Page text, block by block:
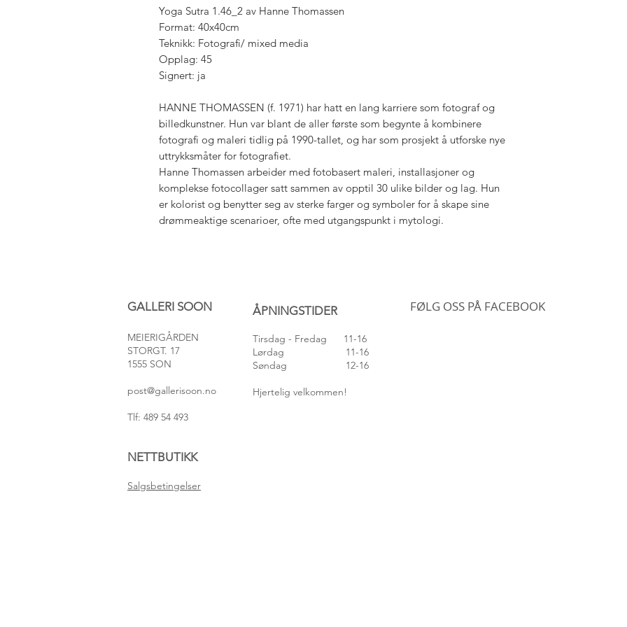
Yoga Sutra 1.46_2 av Hanne Thomassen
Format: 40x40cm
Teknikk: Fotografi/ mixed media
Opplag: 45
Signert: ja
HANNE THOMASSEN (f. 1971) har hatt en lang karriere som fotograf og
billedkunstner. Hun var blant de aller første som begynte å kombinere
fotografi og maleri tidlig på 1990-tallet, og har som prosjekt å utforske nye
uttrykksmåter for fotografiet.
Hanne Thomassen arbeider med fotobasert maleri, installasjoner og
komplekse fotocollager satt sammen av opptil 30 ulike bilder og lag. Hun
er kolorist og benytter seg av sterke farger og symboler for å skape sine
drømmeaktige scenarioer, ofte med utgangspunkt i mytologi.
GALLERI SOON
MEIERIGÅRDEN
STORGT. 17
1555 SON
post@gallerisoon.no
Tlf: 489 54 493
NETTBUTIKK
Salgsbetingelser
ÅPNINGSTIDER
Tirsdag - Fredag 11-16
Lørdag 11-16
Søndag 12-16
Hjertelig velkommen!
FØLG OSS PÅ FACEBOOK